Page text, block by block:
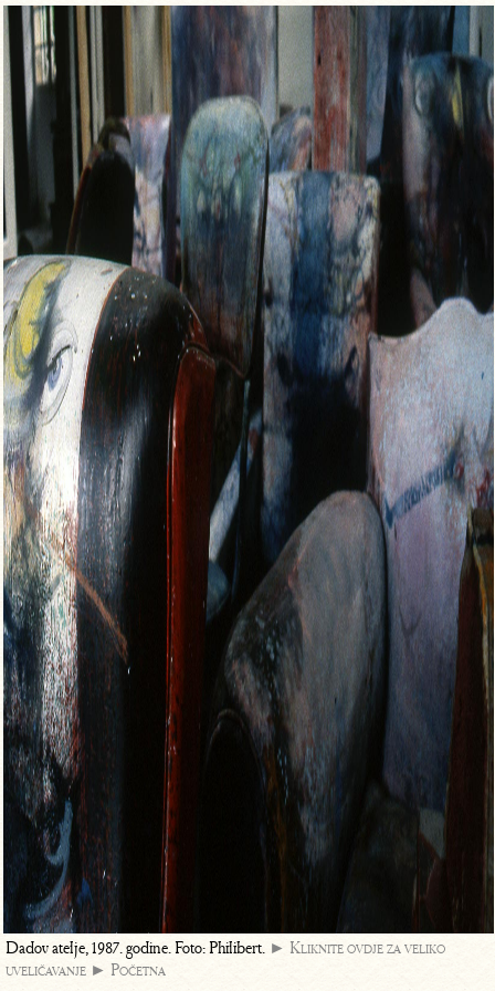
Dadov atelje, 1987. godine. Foto: Philibert. ► Kliknite ovdje za veliko
uveličavanje ► Početna